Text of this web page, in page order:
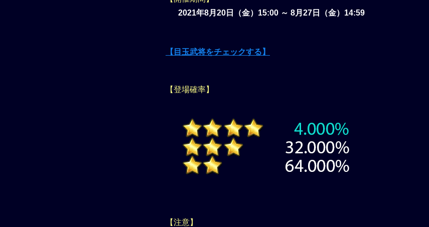
2021年8月20日（金）15:00 ～ 8月27日（金）14:59
【目玉武将をチェックする】
【登場確率】
【注意】